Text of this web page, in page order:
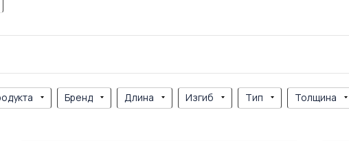
Бренд Длина Изгиб Тип Толщина